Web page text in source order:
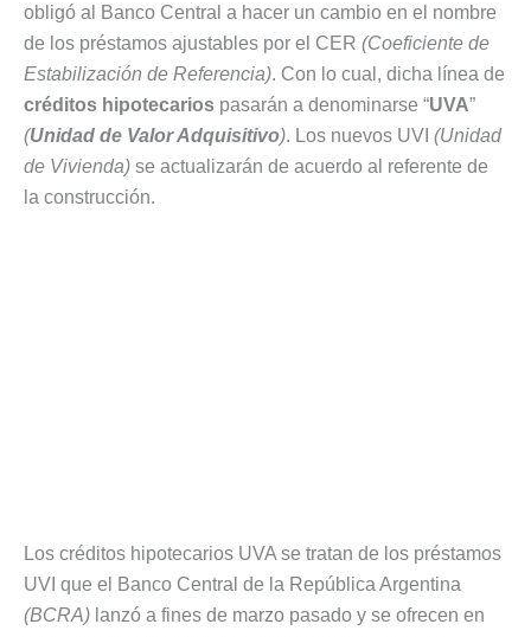
obligó al Banco Central a hacer un cambio en el nombre
de los préstamos ajustables por el CER (Coeficiente de
Estabilización de Referencia). Con lo cual, dicha línea de
créditos hipotecarios pasarán a denominarse “UVA”
(Unidad de Valor Adquisitivo). Los nuevos UVI (Unidad
de Vivienda) se actualizarán de acuerdo al referente de
la construcción.
Los créditos hipotecarios UVA se tratan de los préstamos
UVI que el Banco Central de la República Argentina
(BCRA) lanzó a fines de marzo pasado y se ofrecen en